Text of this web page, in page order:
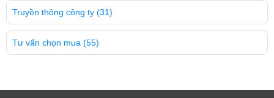
Truyền thông công ty (31)
Tư vấn chọn mua (55)